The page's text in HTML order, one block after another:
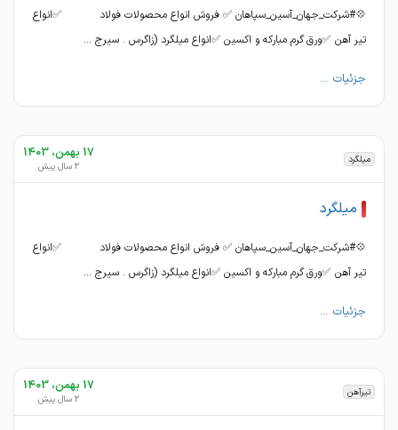
💠#شرکت_جهان_آسین_سپاهان ✅ فروش انواع محصولات فولاد ✅انواع
تیر آهن ✅ورق گرم مبارکه و اکسین ✅انواع میلگرد (زاگرس . سیرج ...
جزئیات ...
میلگرد 17 بهمن، 1403
2 سال پیش
میلگرد
💠#شرکت_جهان_آسین_سپاهان ✅ فروش انواع محصولات فولاد ✅انواع
تیر آهن ✅ورق گرم مبارکه و اکسین ✅انواع میلگرد (زاگرس . سیرج ...
جزئیات ...
تیرآهن 17 بهمن، 1403
2 سال پیش